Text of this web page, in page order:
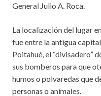
General Julio A. Roca.
La localización del lugar
fue entre la antigua
Poitahué, el “divisadero”
sus bomberos para que
humos o polvaredas que
personas o animales.